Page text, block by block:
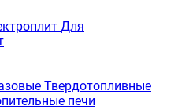
Для
Твердотопливные
печи